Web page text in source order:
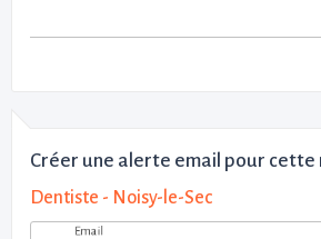
Créer une alerte email pour cette
Dentiste - Noisy-le-Sec
Email